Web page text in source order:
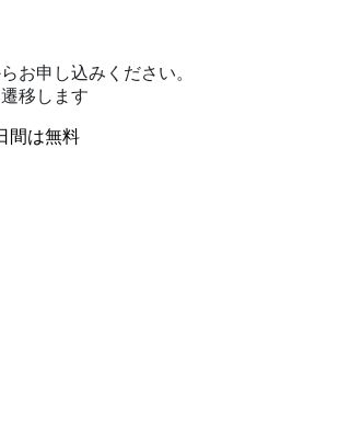
お申し込みください。
移します
間は無料